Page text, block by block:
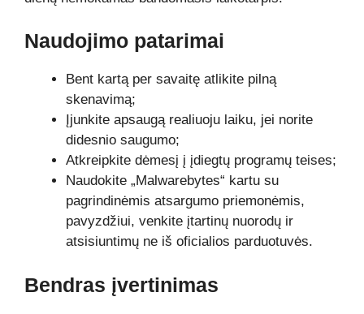
Naudojimo patarimai
Bent kartą per savaitę atlikite pilną
skenavimą;
Įjunkite apsaugą realiuoju laiku, jei norite
didesnio saugumo;
Atkreipkite dėmesį į įdiegtų programų teises;
Naudokite „Malwarebytes“ kartu su
pagrindinėmis atsargumo priemonėmis,
pavyzdžiui, venkite įtartinų nuorodų ir
atsisiuntimų ne iš oficialios parduotuvės.
Bendras įvertinimas